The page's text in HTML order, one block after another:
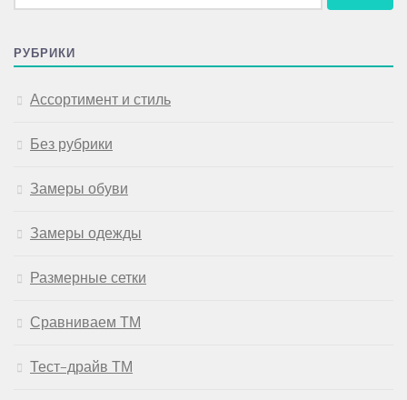
РУБРИКИ
Ассортимент и стиль
Без рубрики
Замеры обуви
Замеры одежды
Размерные сетки
Сравниваем ТМ
Тест-драйв ТМ